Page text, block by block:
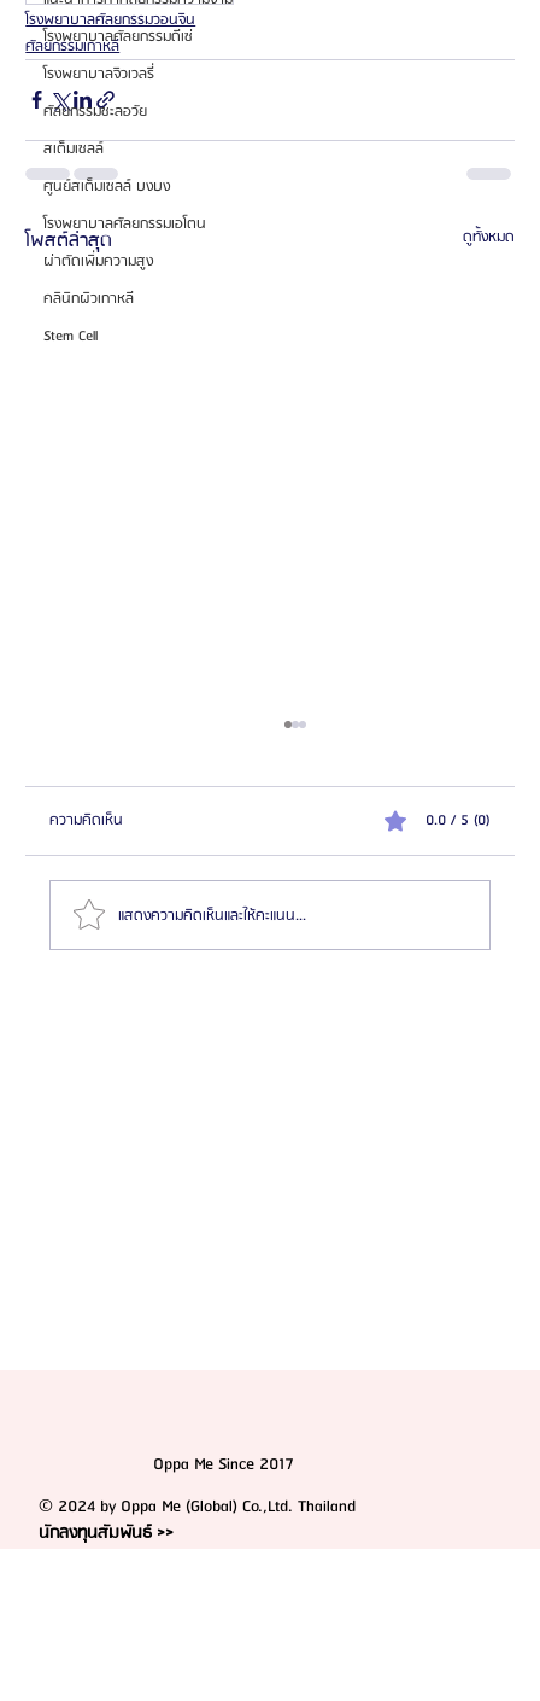
โรงพยาบาลศัลยกรรมดีเซ่
โรงพยาบาลจิวเวลรี่
ศัลยกรรมชะลอวัย
สเต็มเซลล์
ศูนย์สเต็มเซลล์ บงบง
โรงพยาบาลศัลยกรรมเอโตน
ผ่าตัดเพิ่มความสูง
คลินิกผิวเกาหลี
Stem Cell
โรงพยาบาลศัลยกรรมวอนจิน
ศัลยกรรมเกาหลี
โพสต์ล่าสุด ดูทั้งหมด
ความคิดเห็น 0.0 / 5 (0)
แสดงความคิดเห็นและให้คะแนน...
Oppa Me Since 2017
© 2024 by Oppa Me (Global) Co.,Ltd. Thailand
นักลงทุนสัมพันธ์ >>